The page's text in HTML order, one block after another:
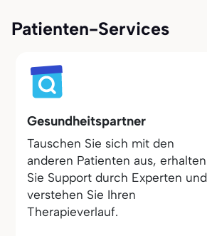
Patienten-Services
Gesundheitspartner
Tauschen Sie sich mit den
anderen Patienten aus, erhalten
Sie Support durch Experten und
verstehen Sie Ihren
Therapieverlauf.